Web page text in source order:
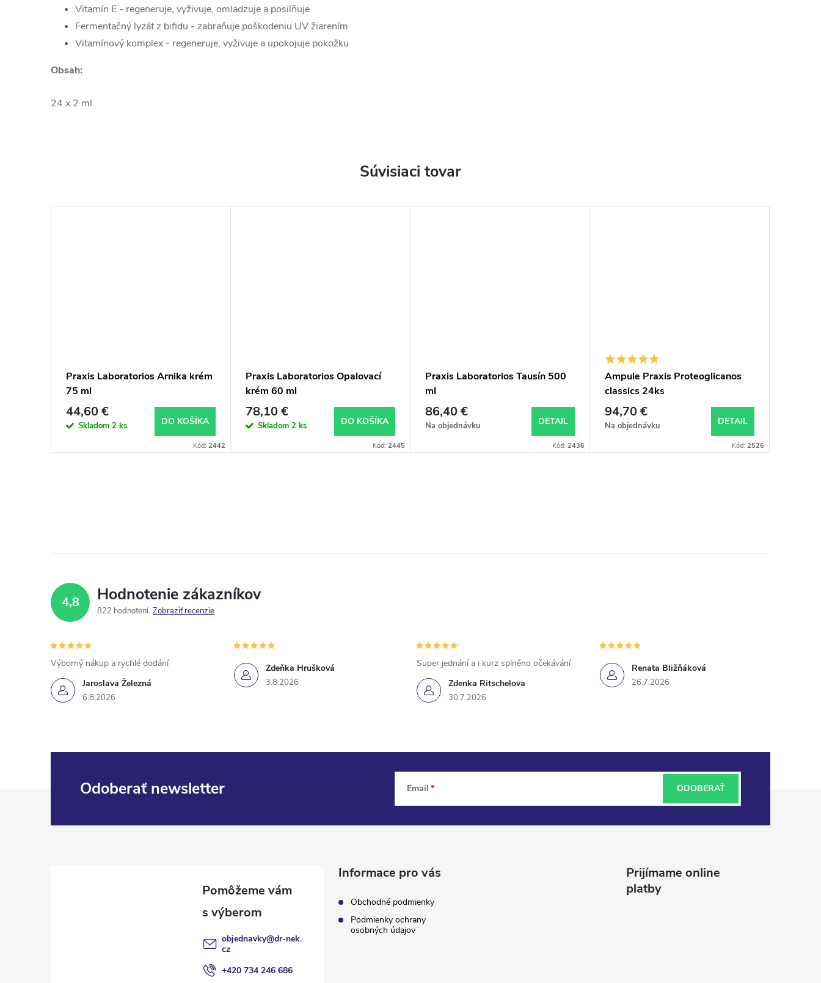
Vitamín E - regeneruje, vyživuje, omladzuje a posilňuje
Fermentačný lyzát z bifidu - zabraňuje poškodeniu UV žiarením
Vitamínový komplex - regeneruje, vyživuje a upokojuje pokožku
Obsah:
24 x 2 ml
Súvisiaci tovar
Praxis Laboratorios Arnika krém
75 ml
44,60 €
Skladom 2 ks DO KOŠÍKA
Kód: 2442
Praxis Laboratorios Opalovací
krém 60 ml
78,10 €
Skladom 2 ks DO KOŠÍKA
Kód: 2445
Praxis Laboratorios Tausín 500
ml
86,40 €
Na objednávku DETAIL
Kód: 2436
Ampule Praxis Proteoglicanos
classics 24ks
94,70 €
Na objednávku DETAIL
Kód: 2526
4,8 Hodnotenie zákazníkov
822 hodnotení Zobraziť recenzie
Jaroslava Železná
6.8.2026
Výborný nákup a rychlé dodání Zdeňka Hrušková
3.8.2026 Zdenka Ritschelova
30.7.2026
Super jednání a i kurz splněno očekávání Renata Bližňáková
26.7.2026
Odoberať newsletter Email ODOBERAŤ
objednavky@dr-nek.
cz
+420 734 246 686
Informace pro vás
Obchodné podmienky
Podmienky ochrany
osobných údajov
Prijímame online
platby